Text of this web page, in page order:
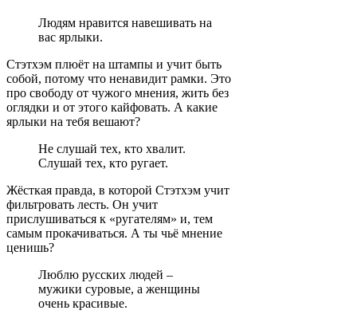
Людям нравится навешивать на
вас ярлыки.
Стэтхэм плюёт на штампы и учит быть
собой, потому что ненавидит рамки. Это
про свободу от чужого мнения, жить без
оглядки и от этого кайфовать. А какие
ярлыки на тебя вешают?
Не слушай тех, кто хвалит.
Слушай тех, кто ругает.
Жёсткая правда, в которой Стэтхэм учит
фильтровать лесть. Он учит
прислушиваться к «ругателям» и, тем
самым прокачиваться. А ты чьё мнение
ценишь?
Люблю русских людей –
мужики суровые, а женщины
очень красивые.